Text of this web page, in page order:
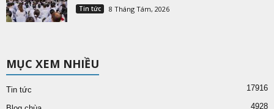
Tin tức 8 Tháng Tám, 2026
MỤC XEM NHIỀU
Tin tức 17916
4928